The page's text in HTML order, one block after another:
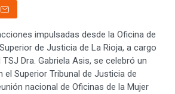
impulsadas desde la Oficina de
de Justicia de La Rioja, a cargo
Dra. Gabriela Asis, se celebró un
Superior Tribunal de Justicia de
nacional de Oficinas de la Mujer